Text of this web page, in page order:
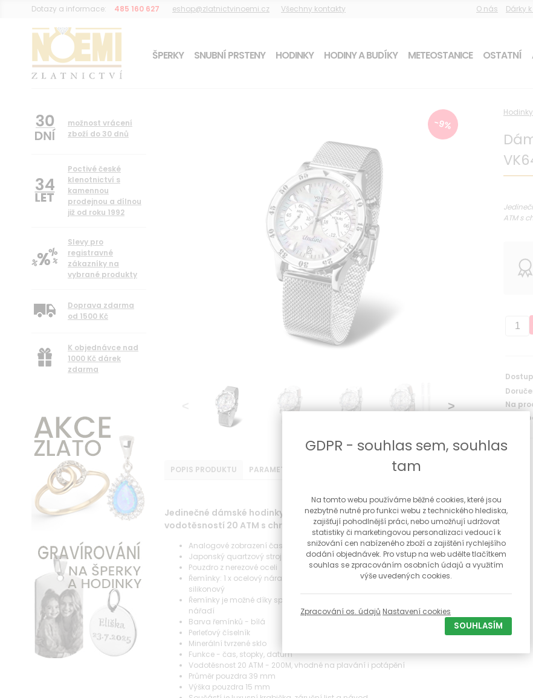
Dotazy a informace: 485 160 627 eshop@zlatnictvinoemi.cz Všechny kontakty O nás Dárky
ŠPERKY SNUBNÍ PRSTENY HODINKY HODINY A BUDÍKY METEOSTANICE OSTATNÍ
Hodinky
-9%
ATM s
Na
Kód
POPIS PRODUKTU PARAMETRY
Jedinečné dámské hodinky značky Vostok Europe Undine s
vodotěsností 20 ATM s chronografem v sadě se čtyřmi řemínky.
Analogové zobrazení času
Japonský quartzový stroj Seiko VK64
Pouzdro z nerezové oceli
Řemínky: 1 x ocelový náramek, 2 x kožený řemínek (hladký a vzorovaný), 1 x
silikonový
Řemínky je možné díky speciální konstrukci měnit jednoduše bez jakéhokoliv
nářadí
Barva řemínků - bílá
Perleťový číselník
Minerální tvrzené sklo
Funkce - čas, stopky, datum
Vodotěsnost 20 ATM - 200M, vhodné na plavání i potápění
Průměr pouzdra 39 mm
Výška pouzdra 15 mm
možnost vrácení
zboží do 30 dnů
34
Poctivé české
klenotnictví s
kamennou
prodejnou a dílnou
již od roku 1992
Slevy pro
registravné
zákazníky na
vybrané produkty
Doprava zdarma
od 1500 Kč
K objednávce nad
1000 Kč dárek
zdarma
GDPR - souhlas sem, souhlas
tam
Na tomto webu používáme běžné cookies, které jsou
nezbytně nutné pro funkci webu z technického hlediska,
zajišťují pohodlnější práci, nebo umožňují udržovat
statistiky či marketingovou personalizaci vedoucí k
snižování cen nabízeného zboží a zajištění rychlejšího
dodání objednávek. Pro vstup na web udělte tlačítkem
souhlas se zpracováním osobních údajů a využitím
výše uvedených cookies.
Zpracování os. údajů Nastavení cookies
SOUHLASÍM